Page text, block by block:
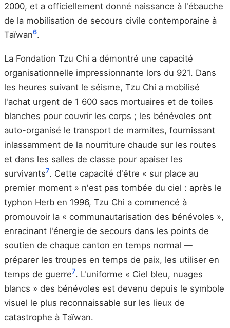
2000, et a officiellement donné naissance à l'ébauche
de la mobilisation de secours civile contemporaine à
Taïwan6.
La Fondation Tzu Chi a démontré une capacité
organisationnelle impressionnante lors du 921. Dans
les heures suivant le séisme, Tzu Chi a mobilisé
l'achat urgent de 1 600 sacs mortuaires et de toiles
blanches pour couvrir les corps ; les bénévoles ont
auto-organisé le transport de marmites, fournissant
inlassamment de la nourriture chaude sur les routes
et dans les salles de classe pour apaiser les
survivants7. Cette capacité d'être « sur place au
premier moment » n'est pas tombée du ciel : après le
typhon Herb en 1996, Tzu Chi a commencé à
promouvoir la « communautarisation des bénévoles »,
enracinant l'énergie de secours dans les points de
soutien de chaque canton en temps normal —
préparer les troupes en temps de paix, les utiliser en
temps de guerre7. L'uniforme « Ciel bleu, nuages
blancs » des bénévoles est devenu depuis le symbole
visuel le plus reconnaissable sur les lieux de
catastrophe à Taïwan.